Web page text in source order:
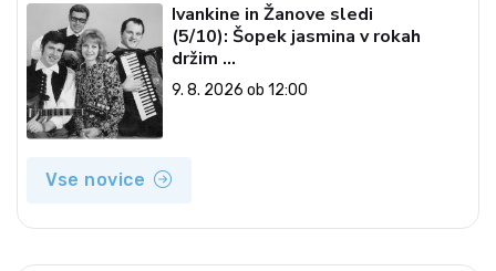
Ivankine in Žanove sledi
(5/10): Šopek jasmina v rokah
držim …
9. 8. 2026 ob 12:00
Vse novice